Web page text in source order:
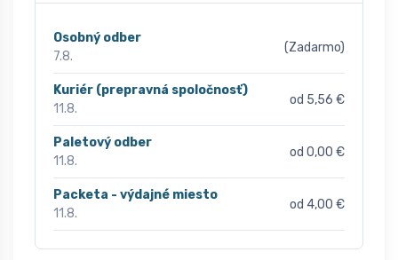
Osobný odber
7.8.
(Zadarmo)
Kuriér (prepravná spoločnosť)
11.8.
od 5,56 €
Paletový odber
11.8.
od 0,00 €
Packeta - výdajné miesto
11.8.
od 4,00 €